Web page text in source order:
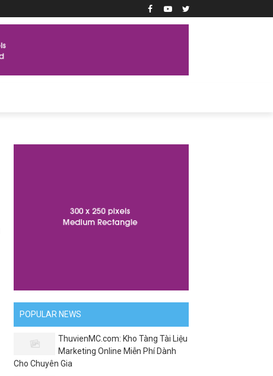
POPULAR NEWS
ThuvienMC.com: Kho Tàng Tài Liệu
Marketing Online Miễn Phí Dành
Cho Chuyên Gia